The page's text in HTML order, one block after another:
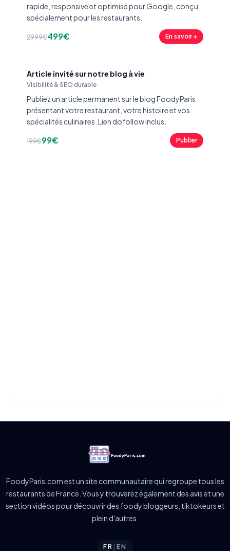
rapide, responsive et optimisé pour Google, conçu
spécialement pour les restaurants.
2999€499€ En savoir +
Article invité sur notre blog à vie
Visibilité & SEO durable
Publiez un article permanent sur le blog FoodyParis
présentant votre restaurant, votre histoire et vos
spécialités culinaires. Lien dofollow inclus.
199€99€ Publier
FoodyParis.com est un site communautaire qui regroupe tous les
restaurants de France. Vous y trouverez également des avis et une
section vidéos pour découvrir des foody bloggeurs, tiktokeurs et
plein d'autres.
FR |EN